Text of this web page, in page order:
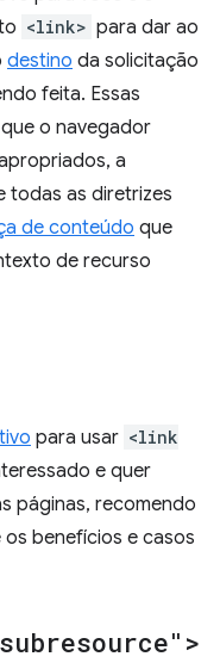
<link> para dar ao
destino da solicitação
feita. Essas
o navegador
a
todas as diretrizes
de conteúdo que
de recurso
para usar <link
e quer
páginas, recomendo
benefícios e casos